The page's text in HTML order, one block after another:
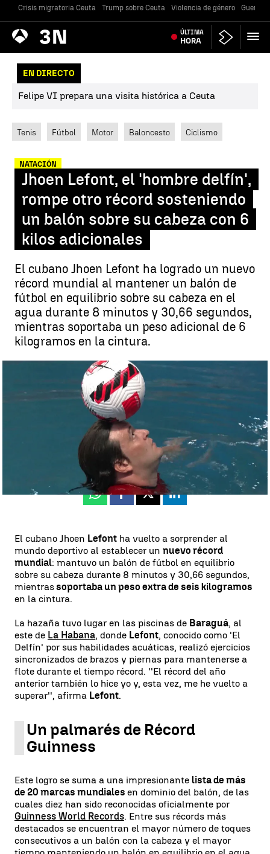
Crisis migratoria Ceuta Trump sobre Ceuta Violencia de género Guerra
Antena
3 Noticias ÚLTIMA
HORA
EN DIRECTO
Felipe VI prepara una visita histórica a Ceuta
Tenis Fútbol Motor Baloncesto Ciclismo
NATACIÓN
Jhoen Lefont, el 'hombre delfín',
rompe otro récord sosteniendo
un balón sobre su cabeza con 6
kilos adicionales
El cubano Jhoen Lefont ha logrado un nuevo
récord mundial al mantener un balón de
fútbol en equilibrio sobre su cabeza en el
agua durante 8 minutos y 30,66 segundos,
mientras soportaba un peso adicional de 6
kilogramos en la cintura.
Jhoen Lefont durante su prueba | Antena 3 Deportes
Maider Mantecón | Pablo Infiesta
18 de noviembre de 2024, 15:59
WhatsappFacebook
X Linkedin
El cubano Jhoen Lefont ha vuelto a sorprender al
mundo deportivo al establecer un nuevo récord
mundial: mantuvo un balón de fútbol en equilibrio
sobre su cabeza durante 8 minutos y 30,66 segundos,
mientrassoportaba un peso extra de seis kilogramos
en la cintura.
La hazaña tuvo lugar en las piscinas de Baraguá, al
este de La Habana, donde Lefont, conocido como 'El
Delfín' por sus habilidades acuáticas, realizó ejercicios
sincronizados de brazos y piernas para mantenerse a
flote durante el tiempo récord. ''El récord del año
anterior también lo hice yo y, esta vez, me he vuelto a
superar'', afirma Lefont.
Un palmarés de Récord
Guinness
Este logro se suma a una impresionante lista de más
de 20 marcas mundiales en dominio del balón, de las
cuales diez han sido reconocidas oficialmente por
Guinness World Records. Entre sus récords más
destacados se encuentran el mayor número de toques
consecutivos a un balón con la cabeza y el mayor